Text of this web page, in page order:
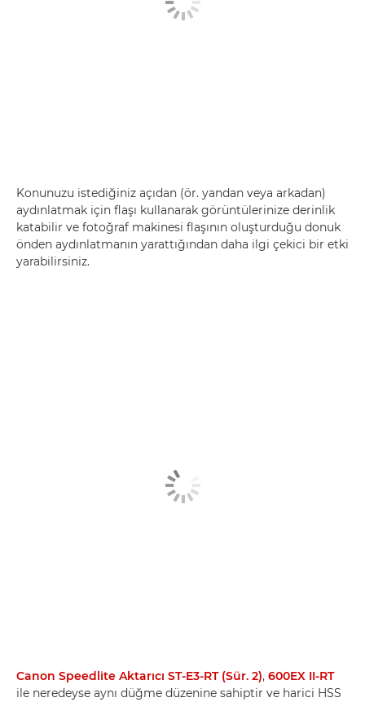
Konunuzu istediğiniz açıdan (ör. yandan veya arkadan)
aydınlatmak için flaşı kullanarak görüntülerinize derinlik
katabilir ve fotoğraf makinesi flaşının oluşturduğu donuk
önden aydınlatmanın yarattığından daha ilgi çekici bir etki
yarabilirsiniz.
Canon Speedlite Aktarıcı ST-E3-RT (Sür. 2), 600EX II-RT
ile neredeyse aynı düğme düzenine sahiptir ve harici HSS